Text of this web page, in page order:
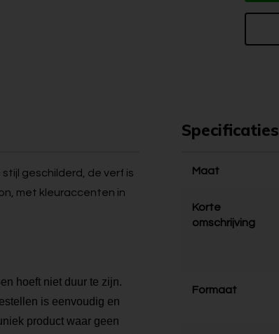
geschilderd, de verf is
met kleuraccenten in
hoeft niet duur te zijn.
is eenvoudig en
product waar geen
Specificaties
Maat
Korte
omschrijving
Formaat